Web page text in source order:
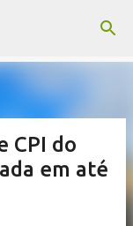
CPI do
em até